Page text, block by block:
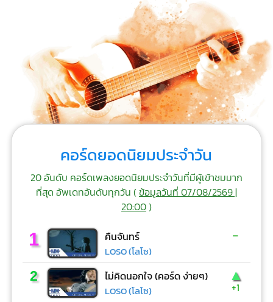
คอร์ดยอดนิยมประจำวัน
20 อันดับ คอร์ดเพลงยอดนิยมประจำวันที่มีผู้เข้าชมมาก
ที่สุด อัพเดทอันดับทุกวัน (ข้อมูลวันที่ 07/08/2569 |
20:00)
1 คืนจันทร์
LOSO (โลโซ)
-
2 ไม่คิดนอกใจ (คอร์ด ง่ายๆ)
LOSO (โลโซ)
▲
+1